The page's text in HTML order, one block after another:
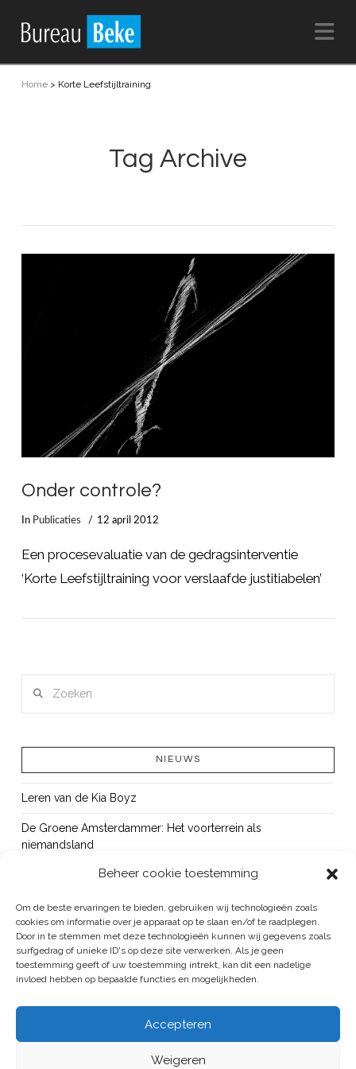
Beheer cookie toestemming
Om de beste ervaringen te bieden, gebruiken wij technologieën zoals
cookies om informatie over je apparaat op te slaan en/of te raadplegen.
Door in te stemmen met deze technologieën kunnen wij gegevens zoals
surfgedrag of unieke ID's op deze site verwerken. Als je geen
toestemming geeft of uw toestemming intrekt, kan dit een nadelige
invloed hebben op bepaalde functies en mogelijkheden.
Accepteren
Weigeren
Home> Korte Leefstijltraining
Tag Archive
LEES MEER
Onder controle?
In Publicaties 12 april 2012
Een procesevaluatie van de gedragsinterventie
‘Korte Leefstijltraining voor verslaafde justitiabelen’
NIEUWS
Leren van de Kia Boyz
De Groene Amsterdammer: Het voorterrein als
niemandsland
Cursus Wapens op school: signaleren, duiden en handelen
OUT!
Bureau Beke ontwikkelt jeugdmonitor Aruba
GROEP